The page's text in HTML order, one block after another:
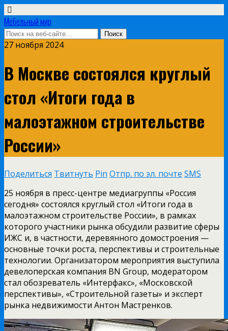
Мебельный мир
27 ноября 2024
В Москве состоялся круглый
стол «Итоги года в
малоэтажном строительстве
России»
Поделиться Твитнуть Pin Отпр. по эл. почте SMS
25 ноября в пресс-центре медиагруппы «Россия
сегодня» состоялся круглый стол «Итоги года в
малоэтажном строительстве России», в рамках
которого участники рынка обсудили развитие сферы
ИЖС и, в частности, деревянного домостроения —
основные точки роста, перспективы и строительные
технологии. Организатором мероприятия выступила
девелоперская компания BN Group, модератором
стал обозреватель «Интерфакс», «Московской
перспективы», «Строительной газеты» и эксперт
рынка недвижимости Антон Мастренков.